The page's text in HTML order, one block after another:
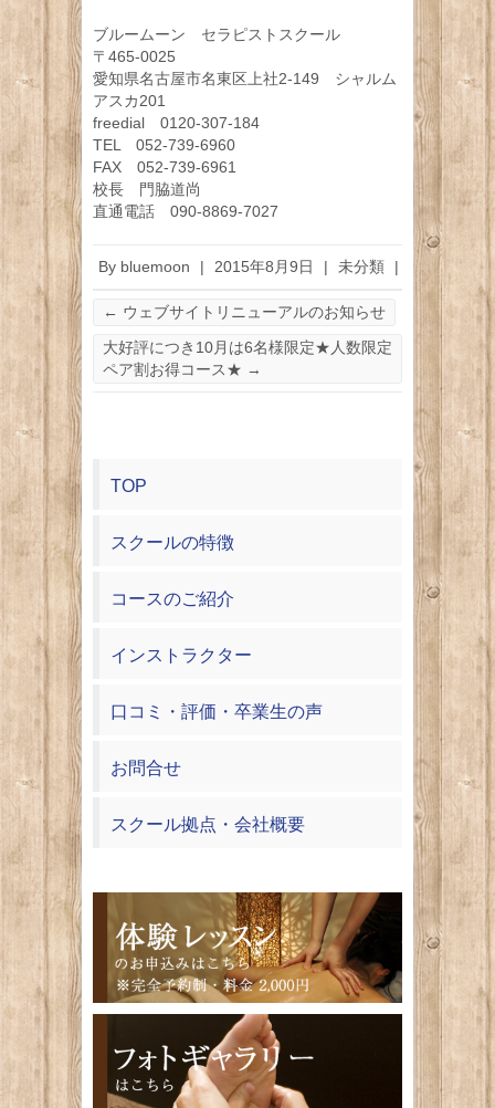
ブルームーン セラピストスクール
〒465-0025
愛知県名古屋市名東区上社2-149 シャルム
アスカ201
freedial 0120-307-184
TEL 052-739-6960
FAX 052-739-6961
校長 門脇道尚
直通電話 090-8869-7027
By bluemoon | 2015年8月9日 | 未分類 |
← ウェブサイトリニューアルのお知らせ
大好評につき10月は6名様限定★人数限定
ペア割お得コース★ →
TOP
スクールの特徴
コースのご紹介
インストラクター
口コミ・評価・卒業生の声
お問合せ
スクール拠点・会社概要